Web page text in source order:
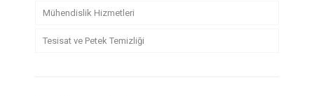
Mühendislik Hizmetleri
Tesisat ve Petek Temizliği